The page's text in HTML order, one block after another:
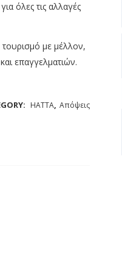
όλες τις αλλαγές
τουρισμό με μέλλον,
επαγγελματιών.
HATTA, Απόψεις